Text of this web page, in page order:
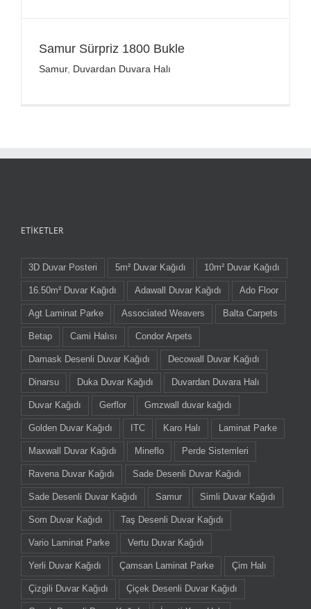
Samur Sürpriz 1800 Bukle
Samur, Duvardan Duvara Halı
ETIKETLER
3D Duvar Posteri 5m² Duvar Kağıdı 10m² Duvar Kağıdı
16.50m² Duvar Kağıdı Adawall Duvar Kağıdı Ado Floor
Agt Laminat Parke Associated Weavers Balta Carpets
Betap Cami Halısı Condor Arpets
Damask Desenli Duvar Kağıdı Decowall Duvar Kağıdı
Dinarsu Duka Duvar Kağıdı Duvardan Duvara Halı
Duvar Kağıdı Gerflor Gmzwall duvar kağıdı
Golden Duvar Kağıdı ITC Karo Halı Laminat Parke
Maxwall Duvar Kağıdı Mineflo Perde Sistemleri
Ravena Duvar Kağıdı Sade Desenli Duvar Kağıdı
Sade Desenli Duvar Kağıdı Samur Simli Duvar Kağıdı
Som Duvar Kağıdı Taş Desenli Duvar Kağıdı
Vario Laminat Parke Vertu Duvar Kağıdı
Yerli Duvar Kağıdı Çamsan Laminat Parke Çim Halı
Çizgili Duvar Kağıdı Çiçek Desenli Duvar Kağıdı